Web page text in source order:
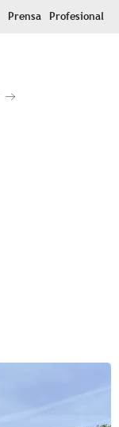
Prensa Profesional